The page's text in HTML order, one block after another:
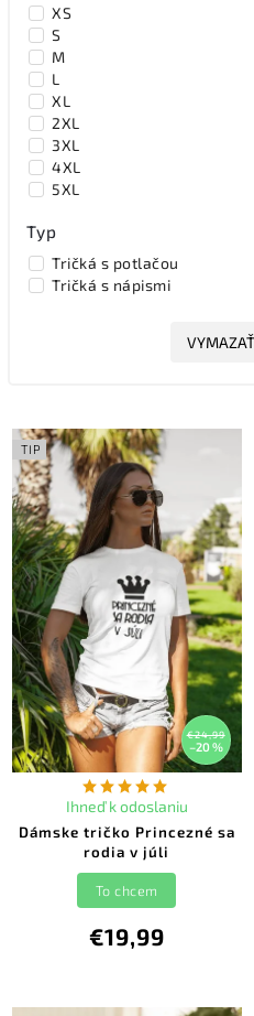
XS
S
M
L
XL
2XL
3XL
4XL
5XL
Typ
Tričká s potlačou
Tričká s nápismi
TIP
€24,99
–20 %
Dámske tričko Princezné sa
rodia v júli
Ihneď k odoslaniu
€19,99
To chcem